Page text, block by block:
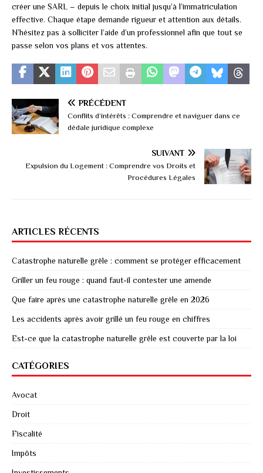
créer une SARL – depuis le choix initial jusqu’à l’immatriculation
effective. Chaque étape demande rigueur et attention aux détails.
N’hésitez pas à solliciter l’aide d’un professionnel afin que tout se
passe selon vos plans et vos attentes.
PRÉCÉDENT
Conflits d’intérêts : Comprendre et naviguer dans ce
dédale juridique complexe
SUIVANT
Expulsion du Logement : Comprendre vos Droits et
Procédures Légales
ARTICLES RÉCENTS
Catastrophe naturelle grêle : comment se protéger efficacement
Griller un feu rouge : quand faut-il contester une amende
Que faire après une catastrophe naturelle grêle en 2026
Les accidents après avoir grillé un feu rouge en chiffres
Est-ce que la catastrophe naturelle grêle est couverte par la loi
CATÉGORIES
Avocat
Droit
Fiscalité
Impôts